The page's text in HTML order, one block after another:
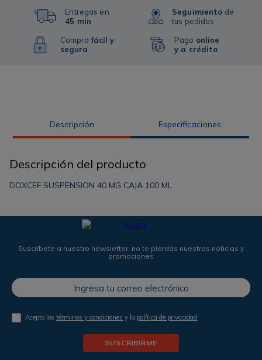
Entregas en
45 min
Comprafácil y
segura
Seguimiento de
tus pedidos
Pago online
y a crédito
Descripción Especificaciones
Descripción del producto
DOXCEF SUSPENSION 40 MG CAJA 100 ML
Suscríbete a nuestro newsletter, no te pierdas nuestras noticias y
promociones
Acepto lostérminos y condiciones y la política de privacidad
SUSCRIBIRME